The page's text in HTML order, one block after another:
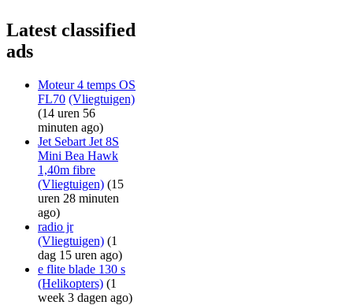
Latest classified
ads
Moteur 4 temps OS
FL70 (Vliegtuigen)
(14 uren 56
minuten ago)
Jet Sebart Jet 8S
Mini Bea Hawk
1,40m fibre
(Vliegtuigen) (15
uren 28 minuten
ago)
radio jr
(Vliegtuigen) (1
dag 15 uren ago)
e flite blade 130 s
(Helikopters) (1
week 3 dagen ago)